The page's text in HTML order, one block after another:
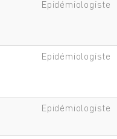
Epidémiologiste
Epidémiologiste
Epidémiologiste